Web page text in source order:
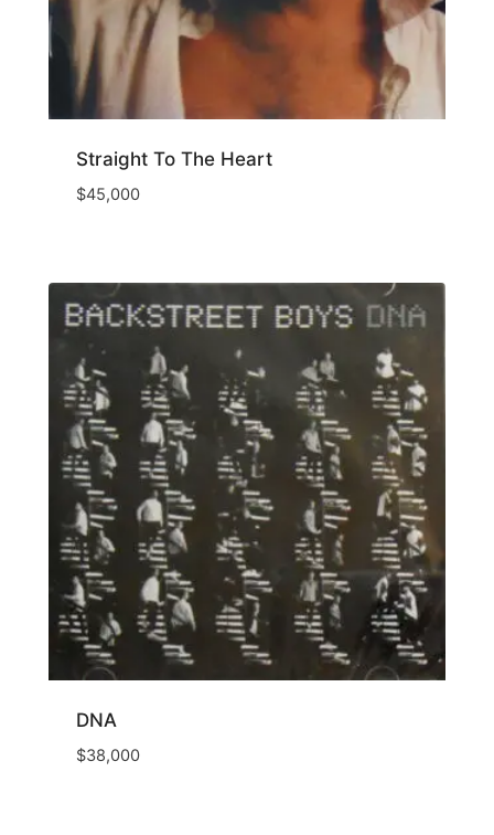
Straight To The Heart
$45,000
DNA
$38,000